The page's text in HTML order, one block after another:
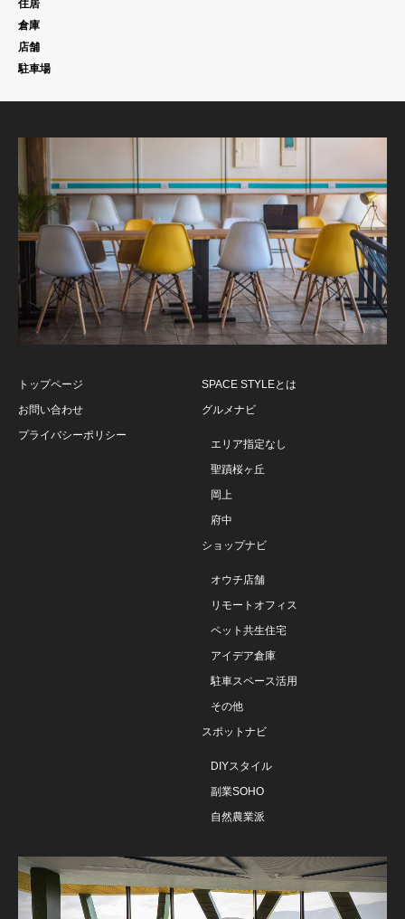
住居
倉庫
店舗
駐車場
トップページ
お問い合わせ
プライバシーポリシー
SPACE STYLEとは
グルメナビ
エリア指定なし
聖蹟桜ヶ丘
岡上
府中
ショップナビ
オウチ店舗
リモートオフィス
ペット共生住宅
アイデア倉庫
駐車スペース活用
その他
スポットナビ
DIYスタイル
副業SOHO
自然農業派